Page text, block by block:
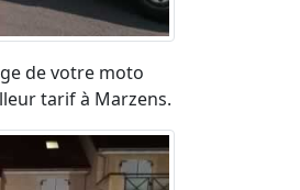
de votre moto
tarif à Marzens.